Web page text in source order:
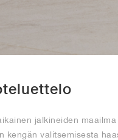
jalkineiden
kengän valitsemisesta